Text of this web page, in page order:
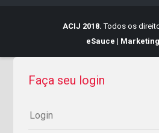
ACIJ 2018. Todos os
eSauce |
Faça seu login